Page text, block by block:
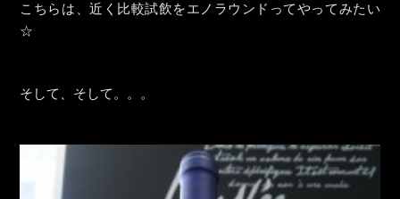
こちらは、近く比較試飲をエノラウンドってやってみたい
☆
そして、そして。。。